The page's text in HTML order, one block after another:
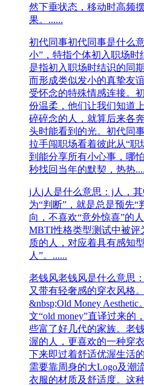
然下垂状态，移动时高频
果。......
初代同事初代同事是什么
小”，特指个体初入职场时
是指初入职场时结识的同
而形成类似发小的真挚友
受怀念的特殊情感连接。
份温柔，他们让我们知道
碎碎念的人，就算后来各
头时能看到的光。初代同
拉手闯职场看着彼此从“
到能分享所有小心事，哪
秒找回当年的默契，热热
j人 j人是什么意思：j人，其
为“判断”，就是总是预先“
向，不喜欢“意外惊喜”的
MBTI性格类型测试中被评
质的人，对应着具有感知
人”。......
老钱风老钱风是什么意思
又带有轻奢感的穿衣风格
&nbsp;Old Money
文“old money”直译过来的
些富了好几代的家族。老
渥的人，更喜欢的一种穿
下来即过着舒适优渥生活
需要靠周身的大Logo及潮
衣服的材质及舒适度。这